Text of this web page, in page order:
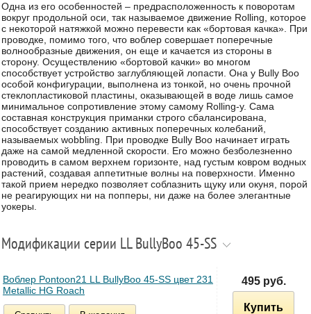
Одна из его особенностей – предрасположенность к поворотам
вокруг продольной оси, так называемое движение Rolling, которое
с некоторой натяжкой можно перевести как «бортовая качка». При
проводке, помимо того, что воблер совершает поперечные
волнообразные движения, он еще и качается из стороны в
сторону. Осуществлению «бортовой качки» во многом
способствует устройство заглубляющей лопасти. Она у Bully Boo
особой конфигурации, выполнена из тонкой, но очень прочной
стеклопластиковой пластины, оказывающей в воде лишь самое
минимальное сопротивление этому самому Rolling-у. Сама
составная конструкция приманки строго сбалансирована,
способствует созданию активных поперечных колебаний,
называемых wobbling. При проводке Bully Boo начинает играть
даже на самой медленной скорости. Его можно безболезненно
проводить в самом верхнем горизонте, над густым ковром водных
растений, создавая аппетитные волны на поверхности. Именно
такой прием нередко позволяет соблазнить щуку или окуня, порой
не реагирующих ни на попперы, ни даже на более элегантные
уокеры.
Модификации серии LL BullyBoo 45-SS
Воблер Pontoon21 LL BullyBoo 45-SS цвет 231
Metallic HG Roach
495 руб.
Купить